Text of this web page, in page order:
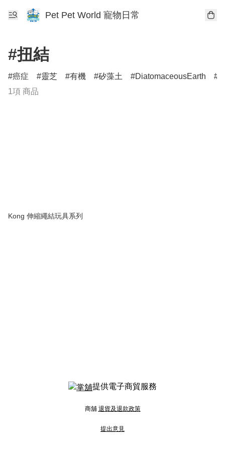
Pet Pet World 寵物日常
#扭結
癌症 靈芝 有機 矽藻土 DiatomaceousEarth
1項 商品
Kong 伸縮繩結玩具系列
提供電子商貿服務
商舖 退貨及退款政策
提出意見